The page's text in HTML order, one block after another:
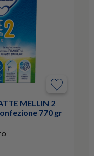
MELLIN 2
770 gr